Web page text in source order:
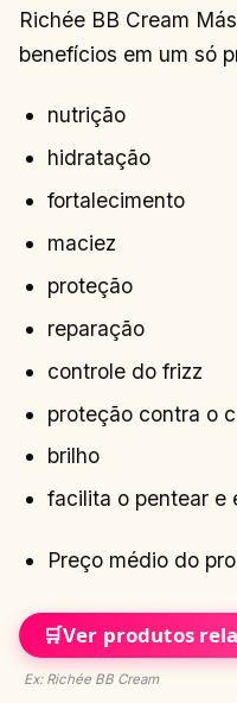
Richée BB Cream
benefícios em um só
nutrição
hidratação
fortalecimento
maciez
proteção
reparação
controle do frizz
proteção contra o
brilho
facilita o pentear e
Preço médio do
🛒Ver produtos
Ex: Richée BB Cream